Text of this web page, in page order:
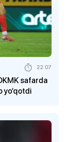
safarda
22:07